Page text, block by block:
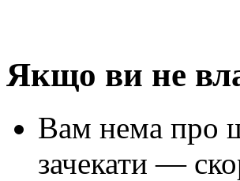
Якщо ви не
Вам нема про
зачекати —